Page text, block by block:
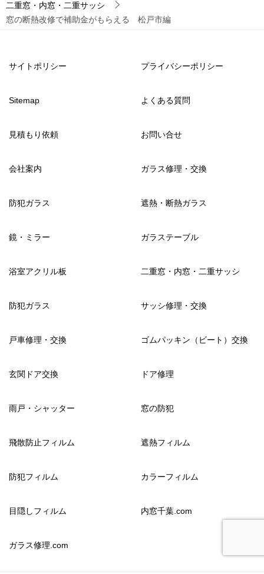
二重窓・内窓・二重サッシ
窓の断熱改修で補助金がもらえる 松戸市編
サイトポリシー プライバシーポリシー
Sitemap よくある質問
見積もり依頼 お問い合せ
会社案内 ガラス修理・交換
防犯ガラス 遮熱・断熱ガラス
鏡・ミラー ガラステーブル
浴室アクリル板 二重窓・内窓・二重サッシ
防犯ガラス サッシ修理・交換
戸車修理・交換 ゴムパッキン（ビート）交換
玄関ドア交換 ドア修理
雨戸・シャッター 窓の防犯
飛散防止フィルム 遮熱フィルム
防犯フィルム カラーフィルム
目隠しフィルム 内窓千葉.com
ガラス修理.com